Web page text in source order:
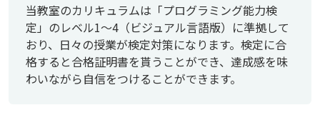
当教室のカリキュラムは「プログラミング能力検
定」のレベル1～4（ビジュアル言語版）に準拠して
おり、日々の授業が検定対策になります。検定に合
格すると合格証明書を貰うことができ、達成感を味
わいながら自信をつけることができます。